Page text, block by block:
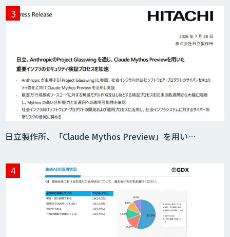
日立製作所、「Claude Mythos Preview」を用い…